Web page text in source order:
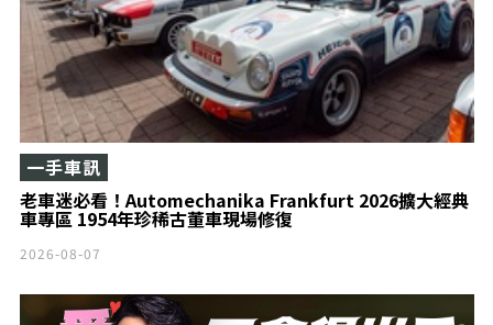
老車迷必看！Automechanika Frankfurt 2026擴大經典
車專區 1954年珍稀古董車現場修復
一手車訊
2026-08-07